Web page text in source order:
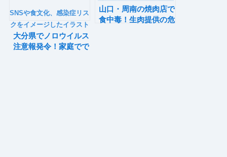
SNSや食文化、感染症リス
クをイメージしたイラスト
大分県でノロウイルス
注意報発令！家庭でで
山口・周南の焼肉店で
食中毒！生肉提供の危